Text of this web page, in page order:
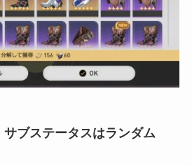
サブステータスはランダム